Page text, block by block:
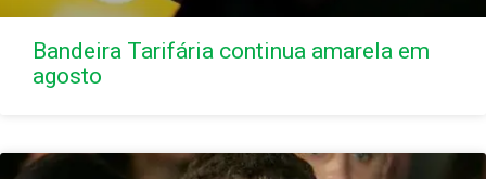
Bandeira Tarifária continua amarela em
agosto